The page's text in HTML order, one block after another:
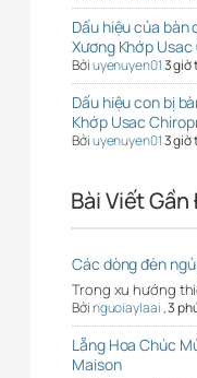
Dấu hiệu của bàn
Xương Khớp
Bởiuyenuyen013 giờ
Dấu hiệu con bị
Khớp Usac
Bởiuyenuyen013 giờ
Bài Viết Gần
Các dòng đèn
Trong xu hướng
Bởinguoiaylaai,3
Lẵng Hoa Chúc
Maison